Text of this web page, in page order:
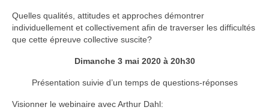
Quelles qualités, attitudes et approches démontrer
individuellement et collectivement afin de traverser les difficultés
que cette épreuve collective suscite?
Dimanche 3 mai 2020 à 20h30
Présentation suivie d’un temps de questions-réponses
Visionner le webinaire avec Arthur Dahl: